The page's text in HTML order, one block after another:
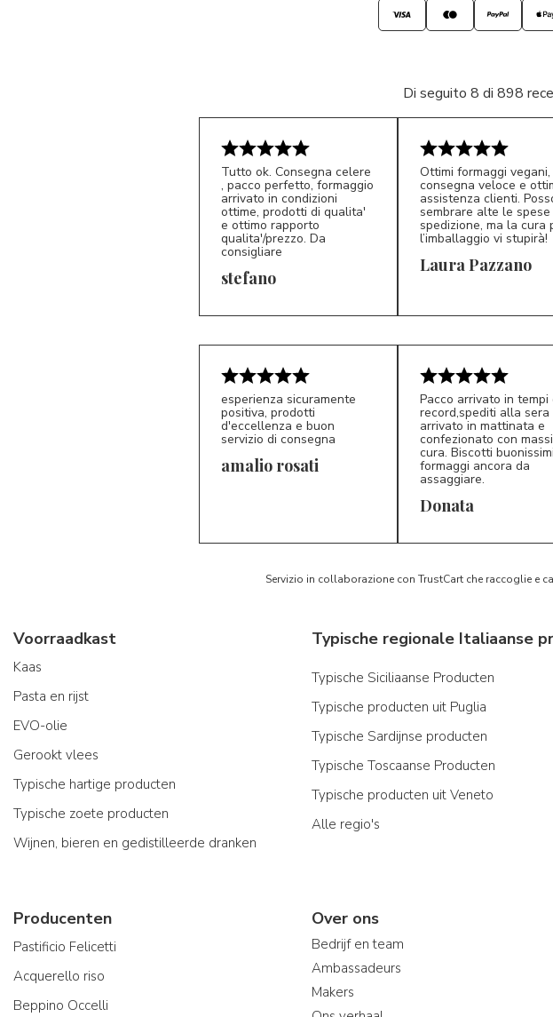
Di seguito 8 di 898
S*
Tutto ok. Consegna celere
, pacco perfetto, formaggio
arrivato in condizioni
ottime, prodotti di qualita'
e ottimo rapporto
qualita'/prezzo. Da
consigliare
stefano LP 5/5
Ottimi formaggi vegani,
consegna veloce e
assistenza clienti.
sembrare alte le spese
spedizione, ma la cura
l’imballaggio vi stupirà!
Laura Pazzano
esperienza sicuramente
positiva, prodotti
d'eccellenza e buon
servizio di consegna
amalio rosati
D*
Pacco arrivato in tempi
record,spediti alla sera
arrivato in mattinata e
confezionato con
cura. Biscotti buonissimi
formaggi ancora da
assaggiare.
Donata
Servizio in collaborazione con TrustCart che raccoglie e
Voorraadkast
Kaas
Pasta en rijst
EVO-olie
Gerookt vlees
Typische hartige producten
Typische zoete producten
Wijnen, bieren en gedistilleerde dranken
Typische Siciliaanse Producten
Typische producten uit Puglia
Typische Sardijnse producten
Typische Toscaanse Producten
Typische producten uit Veneto
Alle regio's
Producenten
Pastificio Felicetti
Acquerello riso
Beppino Occelli
Over ons
Bedrijf en team
Ambassadeurs
Makers